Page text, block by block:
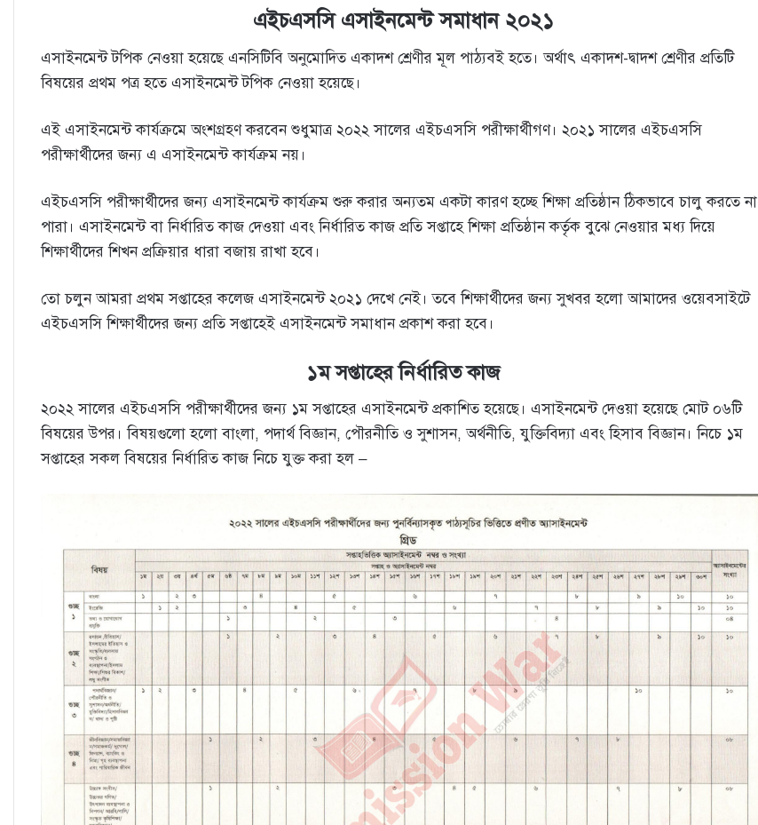
এইচএসসি এসাইনমেন্ট সমাধান ২০২১
এসাইনমেন্ট টপিক নেওয়া হয়েছে এনসিটিবি অনুমোদিত একাদশ শ্রেণীর মূল পাঠ্যবই হতে। অর্থাৎ একাদশ-দ্বাদশ শ্রেণীর প্রতিটি
বিষয়ের প্রথম পত্র হতে এসাইনমেন্ট টপিক নেওয়া হয়েছে।
এই এসাইনমেন্ট কার্যক্রমে অংশগ্রহণ করবেন শুধুমাত্র ২০২২ সালের এইচএসসি পরীক্ষার্থীগণ। ২০২১ সালের এইচএসসি
পরীক্ষার্থীদের জন্য এ এসাইনমেন্ট কার্যক্রম নয়।
এইচএসসি পরীক্ষার্থীদের জন্য এসাইনমেন্ট কার্যক্রম শুরু করার অন্যতম একটা কারণ হচ্ছে শিক্ষা প্রতিষ্ঠান ঠিকভাবে চালু করতে না
পারা। এসাইনমেন্ট বা নির্ধারিত কাজ দেওয়া এবং নির্ধারিত কাজ প্রতি সপ্তাহে শিক্ষা প্রতিষ্ঠান কর্তৃক বুঝে নেওয়ার মধ্য দিয়ে
শিক্ষার্থীদের শিখন প্রক্রিয়ার ধারা বজায় রাখা হবে।
তো চলুন আমরা প্রথম সপ্তাহের কলেজ এসাইনমেন্ট ২০২১ দেখে নেই। তবে শিক্ষার্থীদের জন্য সুখবর হলো আমাদের ওয়েবসাইটে
এইচএসসি শিক্ষার্থীদের জন্য প্রতি সপ্তাহেই এসাইনমেন্ট সমাধান প্রকাশ করা হবে।
১ম সপ্তাহের নির্ধারিত কাজ
২০২২ সালের এইচএসসি পরীক্ষার্থীদের জন্য ১ম সপ্তাহের এসাইনমেন্ট প্রকাশিত হয়েছে। এসাইনমেন্ট দেওয়া হয়েছে মোট ০৬টি
বিষয়ের উপর। বিষয়গুলো হলো বাংলা, পদার্থ বিজ্ঞান, পৌরনীতি ও সুশাসন, অর্থনীতি, যুক্তিবিদ্যা এবং হিসাব বিজ্ঞান। নিচে ১ম
সপ্তাহের সকল বিষয়ের নির্ধারিত কাজ নিচে যুক্ত করা হল –